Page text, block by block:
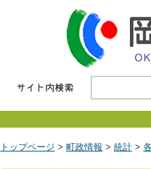
トップページ > 町政情報 > 統計 >